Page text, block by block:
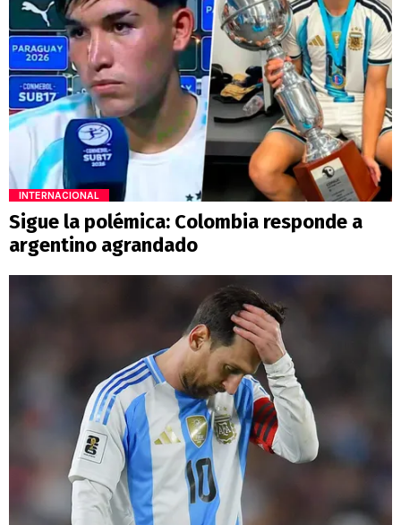
INTERNACIONAL
Sigue la polémica: Colombia responde a
argentino agrandado